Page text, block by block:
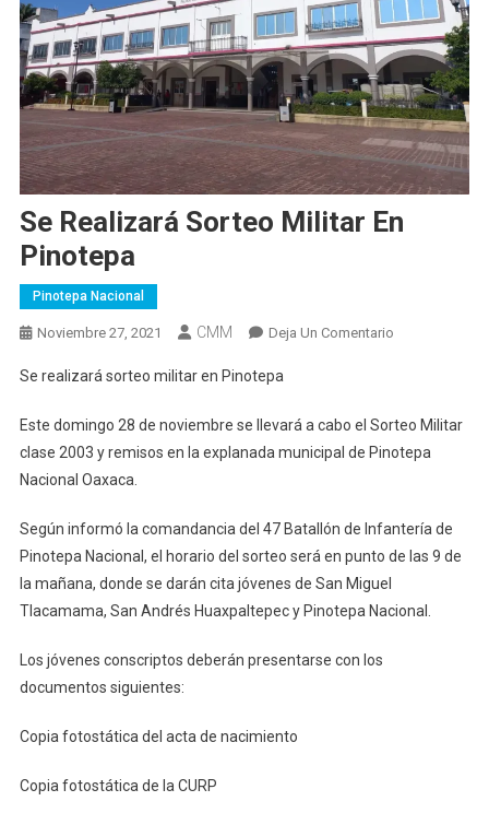
Se Realizará Sorteo Militar En
Pinotepa
Pinotepa Nacional
Noviembre 27, 2021 CMM Deja Un ComentarioEn
Militar
En
Se realizará sorteo militar en Pinotepa
Este domingo 28 de noviembre se llevará a cabo el Sorteo Militar
clase 2003 y remisos en la explanada municipal de Pinotepa
Nacional Oaxaca.
Según informó la comandancia del 47 Batallón de Infantería de
Pinotepa Nacional, el horario del sorteo será en punto de las 9 de
la mañana, donde se darán cita jóvenes de San Miguel
Tlacamama, San Andrés Huaxpaltepec y Pinotepa Nacional.
Los jóvenes conscriptos deberán presentarse con los
documentos siguientes:
Copia fotostática del acta de nacimiento
Copia fotostática de la CURP